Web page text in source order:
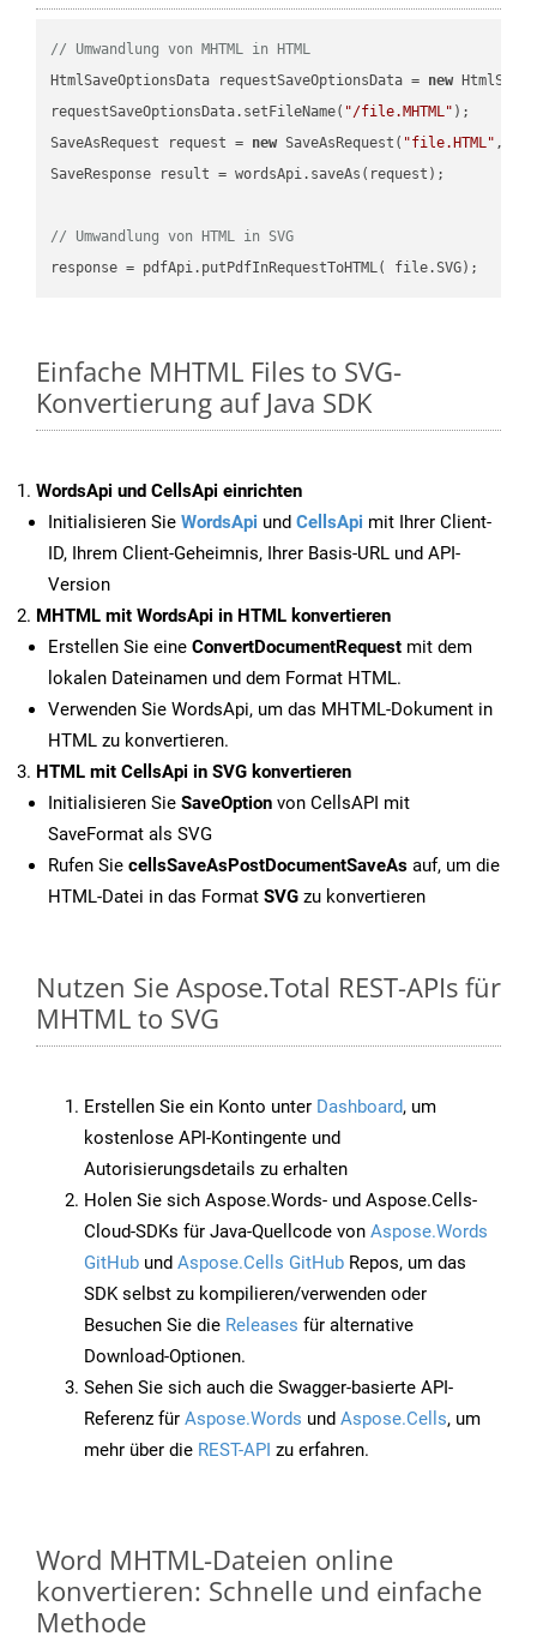
// Umwandlung von MHTML in HTML
HtmlSaveOptionsData requestSaveOptionsData = new
requestSaveOptionsData.setFileName( "/file.MHTML" );
SaveAsRequest request = new SaveAsRequest( "file.HTML"
SaveResponse result = wordsApi.saveAs(request);
// Umwandlung von HTML in SVG
Einfache MHTML Files to SVG-
Konvertierung auf Java SDK
WordsApi und CellsApi einrichten
Initialisieren Sie WordsApi und CellsApi mit Ihrer Client-
ID, Ihrem Client-Geheimnis, Ihrer Basis-URL und API-
Version
MHTML mit WordsApi in HTML konvertieren
Erstellen Sie eine ConvertDocumentRequest mit dem
lokalen Dateinamen und dem Format HTML.
Verwenden Sie WordsApi, um das MHTML-Dokument in
HTML zu konvertieren.
HTML mit CellsApi in SVG konvertieren
Initialisieren Sie SaveOption von CellsAPI mit
SaveFormat als SVG
Rufen Sie cellsSaveAsPostDocumentSaveAs auf, um die
HTML-Datei in das Format SVG zu konvertieren
Nutzen Sie Aspose.Total REST-APIs für
MHTML to SVG
Erstellen Sie ein Konto unter Dashboard, um
kostenlose API-Kontingente und
Autorisierungsdetails zu erhalten
Holen Sie sich Aspose.Words- und Aspose.Cells-
Cloud-SDKs für Java-Quellcode von Aspose.Words
GitHub und Aspose.Cells GitHub Repos, um das
SDK selbst zu kompilieren/verwenden oder
Besuchen Sie die Releases für alternative
Download-Optionen.
Sehen Sie sich auch die Swagger-basierte API-
Referenz für Aspose.Words und Aspose.Cells, um
mehr über die REST-API zu erfahren.
Word MHTML-Dateien online
konvertieren: Schnelle und einfache
Methode